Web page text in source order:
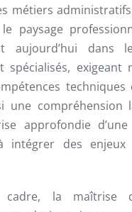
métiers
paysage
aujourd’hui dans
spécialisés, exigeant
techniques
une compréhension
approfondie
intégrer des enjeux
la maîtrise